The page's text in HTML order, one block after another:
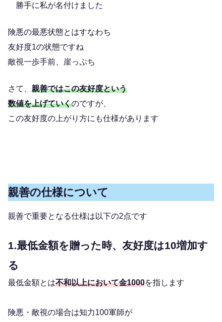
勝手に私が名付けました
険悪の最悪状態とはすなわち
友好度1の状態ですね
敵視一歩手前、崖っぷち
さて、 親善ではこの友好度という
数値を上げていくのですが、
この友好度の上がり方にも仕様があります
親善の仕様について
親善で重要となる仕様は以下の2点です
1.最低金額を贈った時、友好度は10増加す
る
最低金額とは不和以上において金1000を指します
険悪・敵視の場合は知力100軍師が